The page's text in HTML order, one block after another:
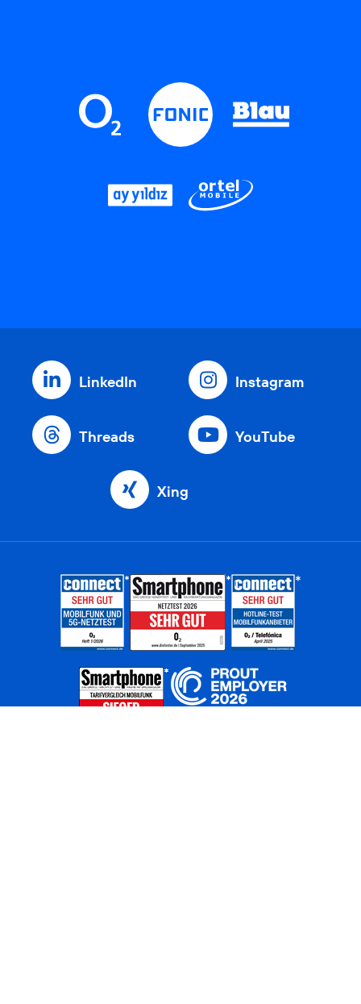
LinkedIn Instagram
Threads YouTube
Xing